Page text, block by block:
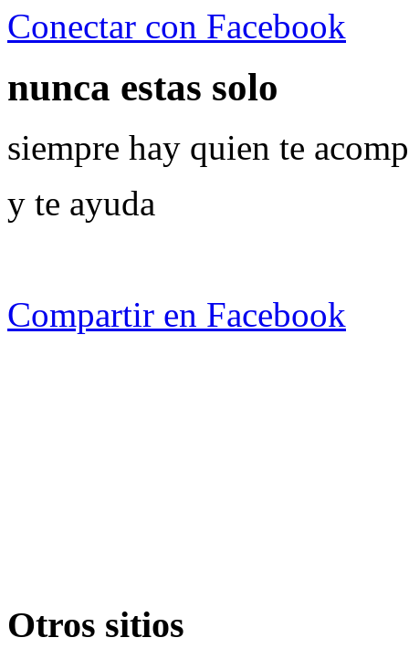
Conectar con Facebook
nunca estas solo
siempre hay quien te
y te ayuda
Compartir en Facebook
Otros sitios